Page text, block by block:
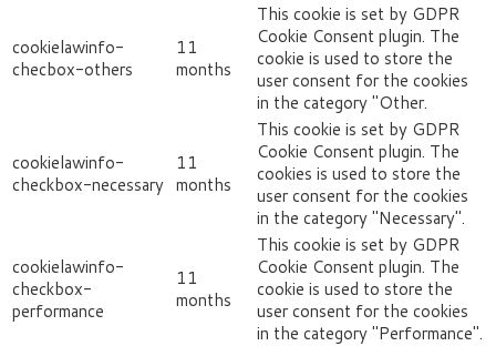
cookielawinfo-
checbox-others
11
months
This cookie is set by GDPR
Cookie Consent plugin. The
cookie is used to store the
user consent for the cookies
in the category "Other.
cookielawinfo-
checkbox-necessary
11
months
This cookie is set by GDPR
Cookie Consent plugin. The
cookies is used to store the
user consent for the cookies
in the category "Necessary".
cookielawinfo-
checkbox-
performance
11
months
This cookie is set by GDPR
Cookie Consent plugin. The
cookie is used to store the
user consent for the cookies
in the category "Performance".